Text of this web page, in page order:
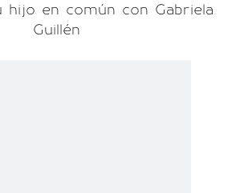
hijo en común con Gabriela
Guillén